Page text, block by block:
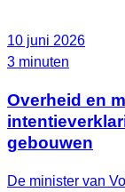
10 juni 2026
3 minuten
Overheid en
gebouwen
De minister van